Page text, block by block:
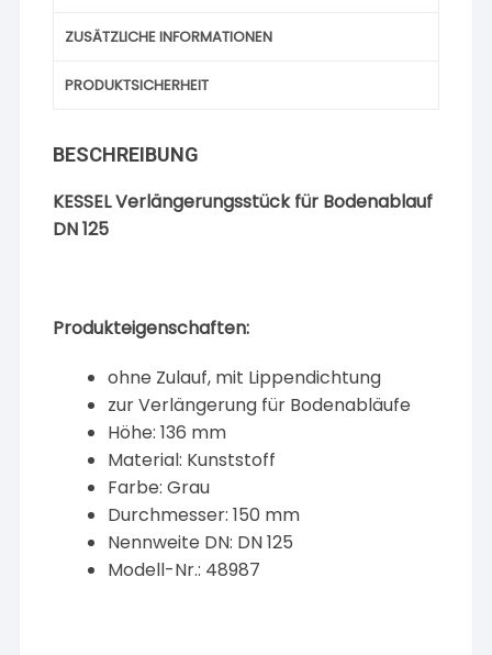
ZUSÄTZLICHE INFORMATIONEN
PRODUKTSICHERHEIT
BESCHREIBUNG
KESSEL Verlängerungsstück für Bodenablauf
DN 125
Produkteigenschaften:
ohne Zulauf, mit Lippendichtung
zur Verlängerung für Bodenabläufe
Höhe: 136 mm
Material: Kunststoff
Farbe: Grau
Durchmesser: 150 mm
Nennweite DN: DN 125
Modell-Nr.: 48987